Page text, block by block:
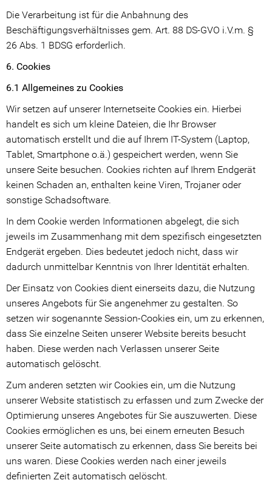
Die Verarbeitung ist für die Anbahnung des
Beschäftigungsverhältnisses gem. Art. 88 DS-GVO i.V.m. §
26 Abs. 1 BDSG erforderlich.
6. Cookies
6.1 Allgemeines zu Cookies
Wir setzen auf unserer Internetseite Cookies ein. Hierbei
handelt es sich um kleine Dateien, die Ihr Browser
automatisch erstellt und die auf Ihrem IT-System (Laptop,
Tablet, Smartphone o.ä.) gespeichert werden, wenn Sie
unsere Seite besuchen. Cookies richten auf Ihrem Endgerät
keinen Schaden an, enthalten keine Viren, Trojaner oder
sonstige Schadsoftware.
In dem Cookie werden Informationen abgelegt, die sich
jeweils im Zusammenhang mit dem spezifisch eingesetzten
Endgerät ergeben. Dies bedeutet jedoch nicht, dass wir
dadurch unmittelbar Kenntnis von Ihrer Identität erhalten.
Der Einsatz von Cookies dient einerseits dazu, die Nutzung
unseres Angebots für Sie angenehmer zu gestalten. So
setzen wir sogenannte Session-Cookies ein, um zu erkennen,
dass Sie einzelne Seiten unserer Website bereits besucht
haben. Diese werden nach Verlassen unserer Seite
automatisch gelöscht.
Zum anderen setzten wir Cookies ein, um die Nutzung
unserer Website statistisch zu erfassen und zum Zwecke der
Optimierung unseres Angebotes für Sie auszuwerten. Diese
Cookies ermöglichen es uns, bei einem erneuten Besuch
unserer Seite automatisch zu erkennen, dass Sie bereits bei
uns waren. Diese Cookies werden nach einer jeweils
definierten Zeit automatisch gelöscht.